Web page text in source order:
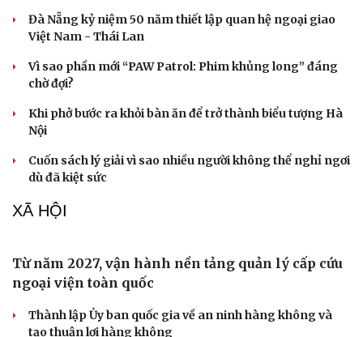
thống Trump
Chuyện gì sẽ xảy ra nếu phát xít Đức xâm lược Anh vào
năm 1940?
VĂN HÓA
“Thư tình gửi ngoại”: Vì sao một câu chuyện cũ lại